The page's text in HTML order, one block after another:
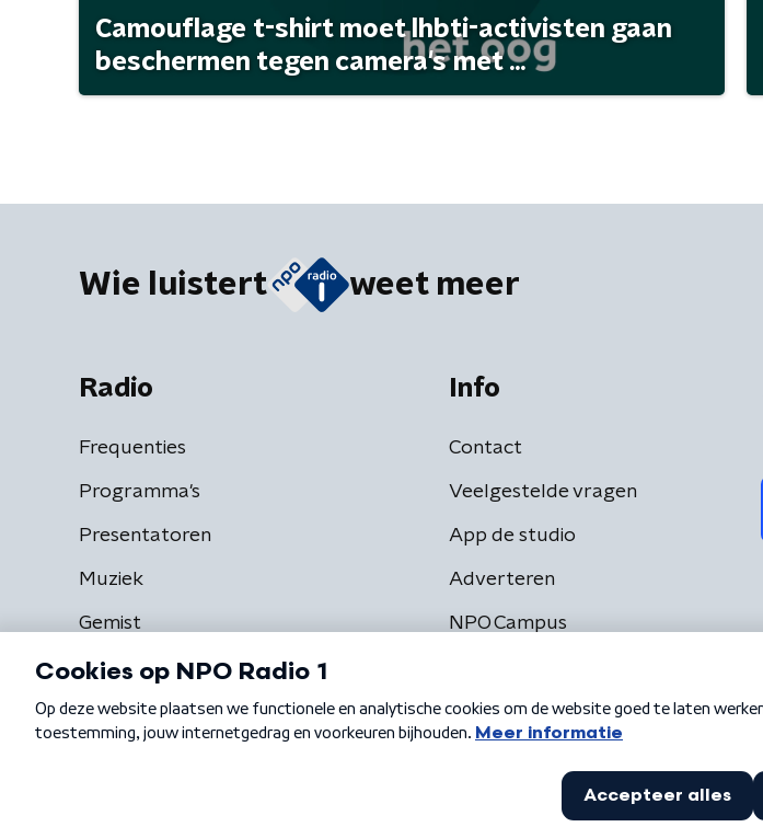
Camouflage t-shirt moet lhbti-activisten gaan
beschermen tegen camera's met ...
Wie luistert weet meer
Radio
Frequenties
Programma's
Presentatoren
Muziek
Gemist
Info
Contact
Veelgestelde vragen
App de studio
Adverteren
NPO Campus
Algemene voorwaarden Privacybeleid